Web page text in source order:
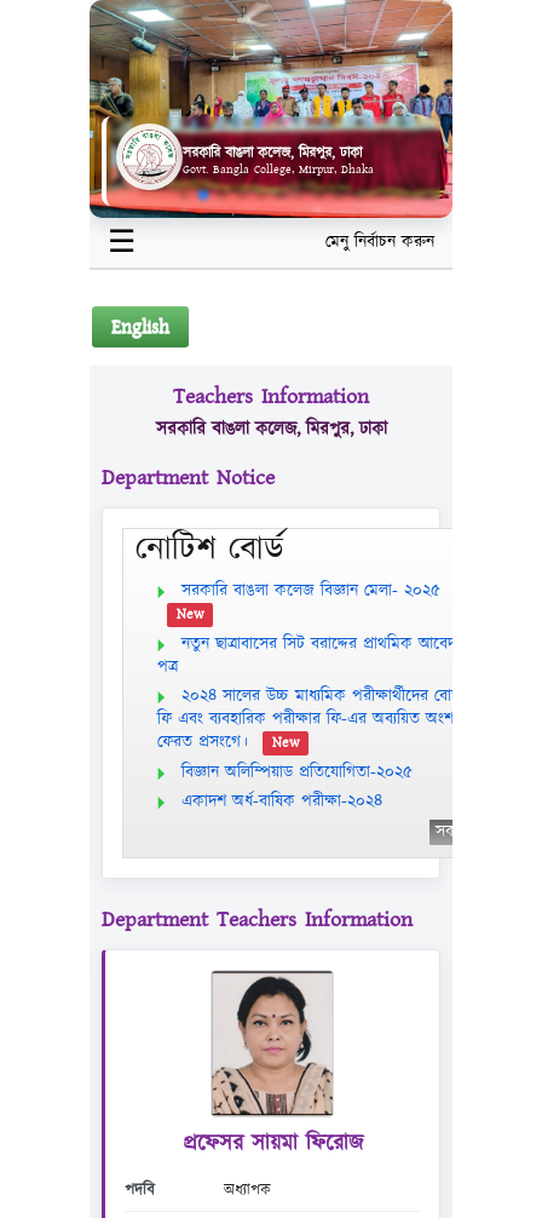
সরকারি বাঙলা কলেজ, মিরপুর, ঢাকা
Govt. Bangla College, Mirpur, Dhaka
☰ মেনু নির্বাচন করুন
English
Teachers Information
সরকারি বাঙলা কলেজ, মিরপুর, ঢাকা
Department Notice
নোটিশ বোর্ড
সরকারি বাঙলা কলেজ বিজ্ঞান মেলা- ২০২৫
New
নতুন ছাত্রাবাসের সিট বরাদ্দের প্রাথমিক আবেদন
পত্র
২০২৪ সালের উচ্চ মাধ্যমিক পরীক্ষার্থীদের বোর্ড
ফি এবং ব্যবহারিক পরীক্ষার ফি-এর অব্যয়িত অংশ
ফেরত প্রসংগে।
New
বিজ্ঞান অলিম্পিয়াড প্রতিযোগিতা-২০২৫
একাদশ অর্ধ-বাষিক পরীক্ষা-২০২৪
সকল
Department Teachers Information
প্রফেসর সায়মা ফিরোজ
পদবি
অধ্যাপক